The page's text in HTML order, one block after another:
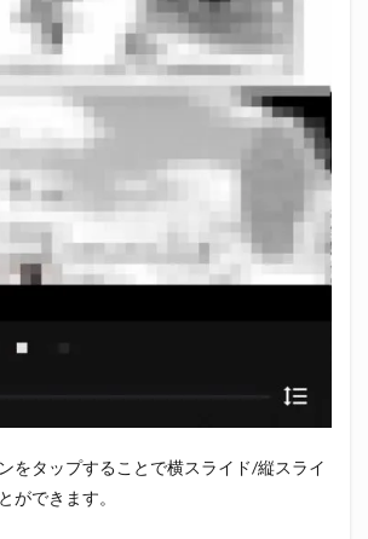
をタップすることで横スライド/縦スライ
ができます。